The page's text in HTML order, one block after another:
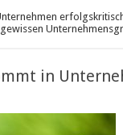
in